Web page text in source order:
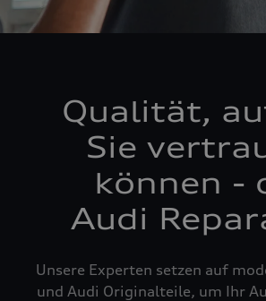
Qualität,
Sie
können -
Audi
Unsere Experten setzen auf
und Audi Originalteile, um Ihr